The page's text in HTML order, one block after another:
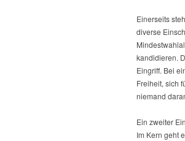
Einerseits
diverse
kandidieren.
Eingriff. Bei
Freiheit, sich
niemand
Ein zweiter
Im Kern geht